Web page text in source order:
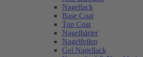
Nagellack
Base Coat
Top Coat
Nagelhärter
Nagelfeilen
Gel Nagellack